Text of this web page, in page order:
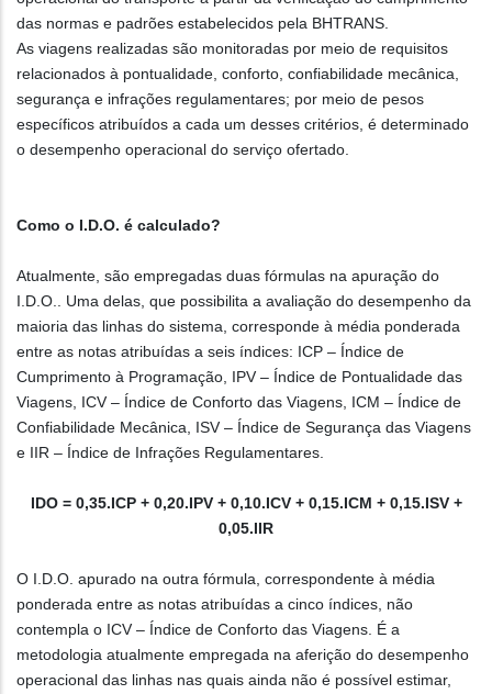
das normas e padrões estabelecidos pela BHTRANS.
As viagens realizadas são monitoradas por meio de requisitos
relacionados à pontualidade, conforto, confiabilidade mecânica,
segurança e infrações regulamentares; por meio de pesos
específicos atribuídos a cada um desses critérios, é determinado
o desempenho operacional do serviço ofertado.
Como o I.D.O. é calculado?
Atualmente, são empregadas duas fórmulas na apuração do
I.D.O.. Uma delas, que possibilita a avaliação do desempenho da
maioria das linhas do sistema, corresponde à média ponderada
entre as notas atribuídas a seis índices: ICP – Índice de
Cumprimento à Programação, IPV – Índice de Pontualidade das
Viagens, ICV – Índice de Conforto das Viagens, ICM – Índice de
Confiabilidade Mecânica, ISV – Índice de Segurança das Viagens
e IIR – Índice de Infrações Regulamentares.
IDO = 0,35.ICP + 0,20.IPV + 0,10.ICV + 0,15.ICM + 0,15.ISV +
0,05.IIR
O I.D.O. apurado na outra fórmula, correspondente à média
ponderada entre as notas atribuídas a cinco índices, não
contempla o ICV – Índice de Conforto das Viagens. É a
metodologia atualmente empregada na aferição do desempenho
operacional das linhas nas quais ainda não é possível estimar,